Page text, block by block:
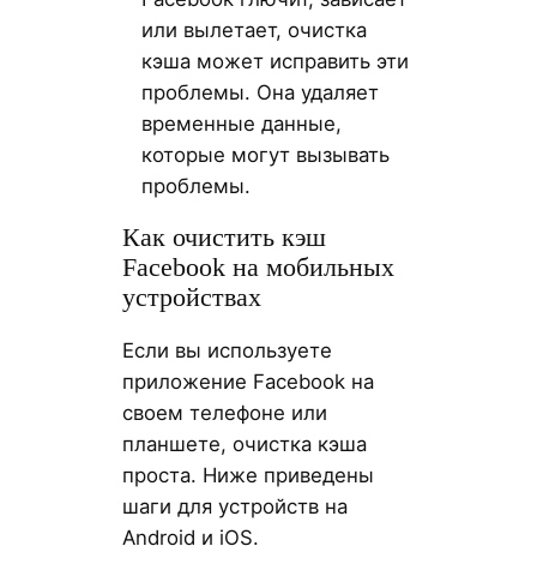
или вылетает, очистка
кэша может исправить эти
проблемы. Она удаляет
временные данные,
которые могут вызывать
проблемы.
Как очистить кэш
Facebook на мобильных
устройствах
Если вы используете
приложение Facebook на
своем телефоне или
планшете, очистка кэша
проста. Ниже приведены
шаги для устройств на
Android и iOS.